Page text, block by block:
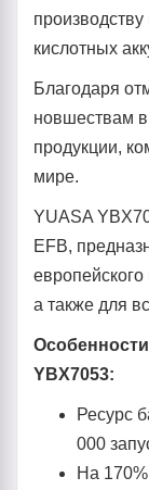
кислотных
Благодаря
новшествам в
продукции,
мире.
YUASA
EFB,
а также для
YBX7053:
Ресурс
000
На